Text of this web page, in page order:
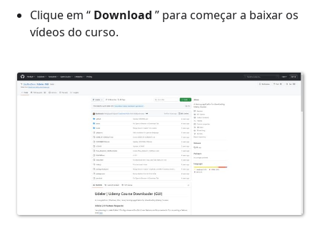
Clique em “ Download ” para começar a baixar os
vídeos do curso.